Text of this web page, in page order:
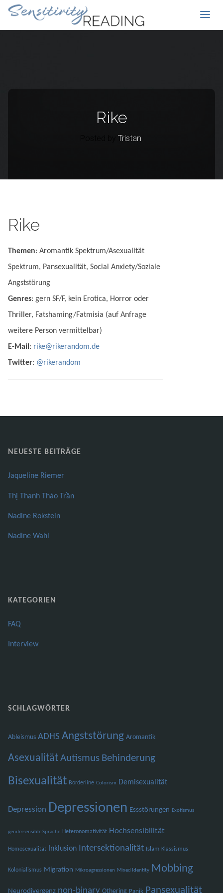
Rike
Tristan
Rike
Themen: Aromantik Spektrum/Asexualität
Spektrum, Pansexualität, Social Anxiety/Soziale
Angststörung
Genres: gern SF/F, kein Erotica, Horror oder
Thriller, Fatshaming/Fatmisia (auf Anfrage
weitere Person vermittelbar)
E-Mail: rike@rikerandom.de
Twitter: @rikerandom
NEUESTE BEITRÄGE
Jaqueline Riemer
Thị Thanh Thảo Trần
Nadine Rokstein
Nadine Wahl
KATEGORIEN
FAQ
Interview
SCHLAGWÖRTER
Ableismus ADHS Angststörung Aromantik
AsexualitätAutismus Behinderung
Bisexualität Borderline Colorism Demisexualität
Depression Depressionen Essstörungen Exotismus
gendersensible Sprache Heteronomativität Hochsensibilität
Homosexualität Inklusion Intersektionalität Islam Klassismus
Kolonialismus Migration Mikroagressionen Mixed Identity Mobbing
Neurodivergenz non-binary Othering Panik Pansexualität